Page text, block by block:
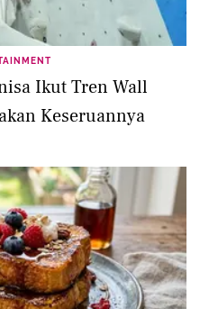
Ikut Tren Wall
Keseruannya